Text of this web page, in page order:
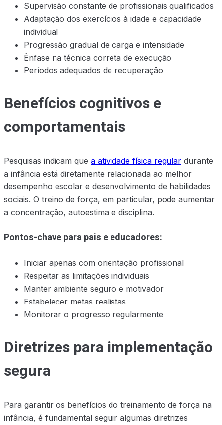
Supervisão constante de profissionais qualificados
Adaptação dos exercícios à idade e capacidade
individual
Progressão gradual de carga e intensidade
Ênfase na técnica correta de execução
Períodos adequados de recuperação
Benefícios cognitivos e
comportamentais
Pesquisas indicam que a atividade física regular durante
a infância está diretamente relacionada ao melhor
desempenho escolar e desenvolvimento de habilidades
sociais. O treino de força, em particular, pode aumentar
a concentração, autoestima e disciplina.
Pontos-chave para pais e educadores:
Iniciar apenas com orientação profissional
Respeitar as limitações individuais
Manter ambiente seguro e motivador
Estabelecer metas realistas
Monitorar o progresso regularmente
Diretrizes para implementação
segura
Para garantir os benefícios do treinamento de força na
infância, é fundamental seguir algumas diretrizes